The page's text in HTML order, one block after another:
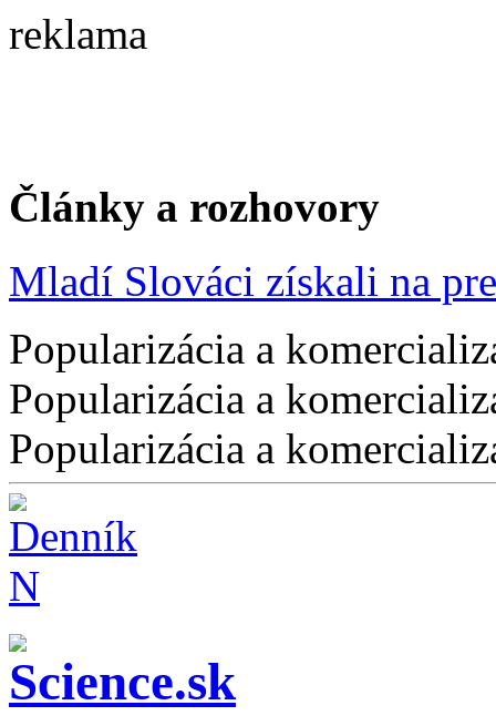
reklama
Články a rozhovory
Mladí Slováci získali na
Popularizácia a
Popularizácia a
Popularizácia a